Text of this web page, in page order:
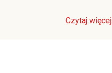
Czytaj więcej